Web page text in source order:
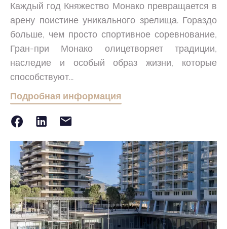
Каждый год Княжество Монако превращается в
арену поистине уникального зрелища. Гораздо
больше, чем просто спортивное соревнование,
Гран-при Монако олицетворяет традиции,
наследие и особый образ жизни, которые
способствуют...
Подробная информация